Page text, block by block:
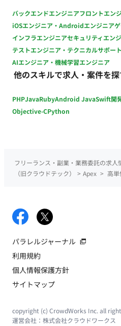
バックエンドエンジニアフロントエン
iOSエンジニア・Androidエンジニア
インフラエンジニアセキュリティエン
テストエンジニア・テクニカルサポート
AIエンジニア・機械学習エンジニア
他のスキルで求人・案件を
PHPJavaRubyAndroid JavaSwift開
Objective-CPython
フリーランス・副業・業務委託の求
（旧クラウドテック）
> Apex > 高
パラレルジャーナル
利用規約
個人情報保護方針
サイトマップ
copyright (c) CrowdWorks Inc. all
運営会社： 株式会社クラウドワークス